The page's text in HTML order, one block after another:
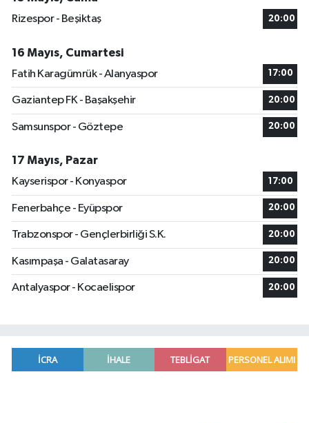
Rizespor - Beşiktaş
20:00
16 Mayıs, Cumartesi
Fatih Karagümrük - Alanyaspor
17:00
Gaziantep FK - Başakşehir 20:00
Samsunspor - Göztepe 20:00
17 Mayıs, Pazar
Kayserispor - Konyaspor
17:00
Fenerbahçe - Eyüpspor 20:00
Trabzonspor - Gençlerbirliği S.K. 20:00
Kasımpaşa - Galatasaray 20:00
Antalyaspor - Kocaelispor 20:00